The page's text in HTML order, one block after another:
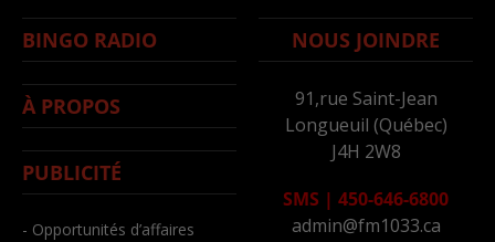
BINGO RADIO
À PROPOS
PUBLICITÉ
- Opportunités d’affaires
NOUS JOINDRE
91,rue Saint-Jean
Longueuil (Québec)
J4H 2W8
SMS | 450-646-6800
admin@fm1033.ca